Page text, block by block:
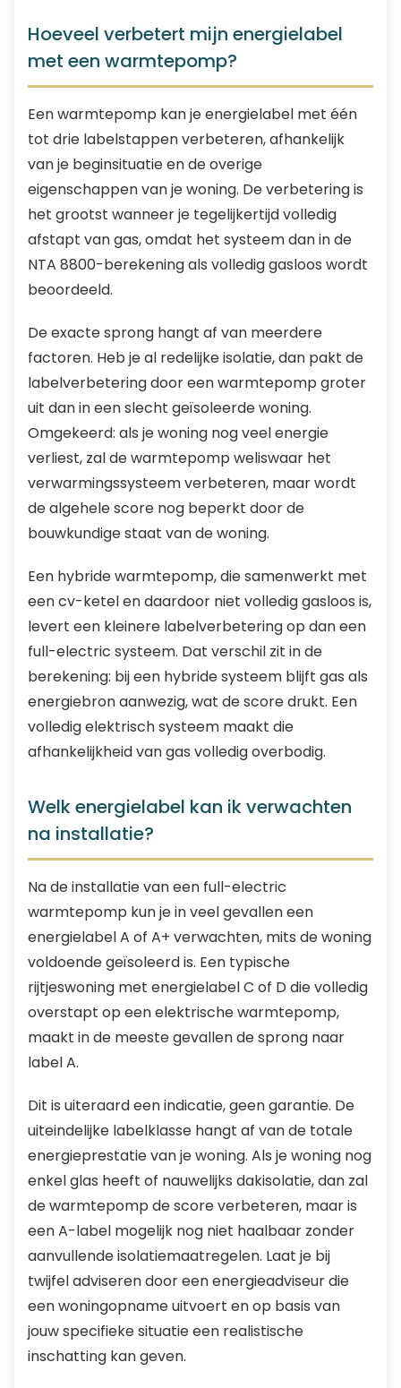
Hoeveel verbetert mijn energielabel
met een warmtepomp?
Een warmtepomp kan je energielabel met één
tot drie labelstappen verbeteren, afhankelijk
van je beginsituatie en de overige
eigenschappen van je woning. De verbetering is
het grootst wanneer je tegelijkertijd volledig
afstapt van gas, omdat het systeem dan in de
NTA 8800-berekening als volledig gasloos wordt
beoordeeld.
De exacte sprong hangt af van meerdere
factoren. Heb je al redelijke isolatie, dan pakt de
labelverbetering door een warmtepomp groter
uit dan in een slecht geïsoleerde woning.
Omgekeerd: als je woning nog veel energie
verliest, zal de warmtepomp weliswaar het
verwarmingssysteem verbeteren, maar wordt
de algehele score nog beperkt door de
bouwkundige staat van de woning.
Een hybride warmtepomp, die samenwerkt met
een cv-ketel en daardoor niet volledig gasloos is,
levert een kleinere labelverbetering op dan een
full-electric systeem. Dat verschil zit in de
berekening: bij een hybride systeem blijft gas als
energiebron aanwezig, wat de score drukt. Een
volledig elektrisch systeem maakt die
afhankelijkheid van gas volledig overbodig.
Welk energielabel kan ik verwachten
na installatie?
Na de installatie van een full-electric
warmtepomp kun je in veel gevallen een
energielabel A of A+ verwachten, mits de woning
voldoende geïsoleerd is. Een typische
rijtjeswoning met energielabel C of D die volledig
overstapt op een elektrische warmtepomp,
maakt in de meeste gevallen de sprong naar
label A.
Dit is uiteraard een indicatie, geen garantie. De
uiteindelijke labelklasse hangt af van de totale
energieprestatie van je woning. Als je woning nog
enkel glas heeft of nauwelijks dakisolatie, dan zal
de warmtepomp de score verbeteren, maar is
een A-label mogelijk nog niet haalbaar zonder
aanvullende isolatiemaatregelen. Laat je bij
twijfel adviseren door een energieadviseur die
een woningopname uitvoert en op basis van
jouw specifieke situatie een realistische
inschatting kan geven.